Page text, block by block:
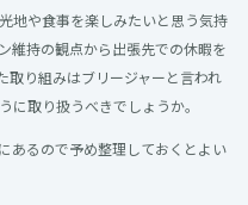
地や食事を楽しみたいと思う気持
維持の観点から出張先での休暇を
取り組みはブリージャーと言われ
に取り扱うべきでしょうか。
あるので予め整理しておくとよい